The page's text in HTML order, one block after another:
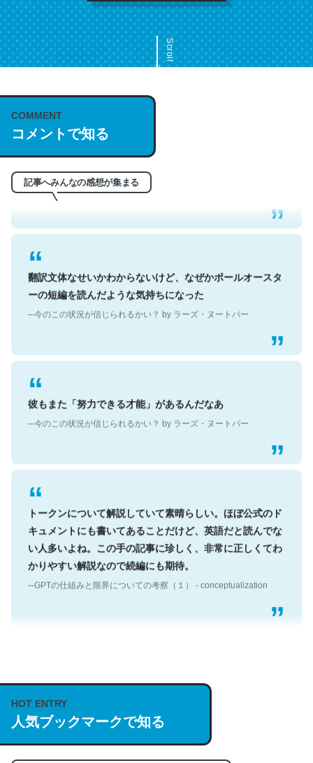
Scroll
COMMENT
コメントで知る
記事へみんなの感想が集まる
これは名文。彼はとてもクレバーなんだろうなと凄く思
う。英語少しでも読める人は原文もお勧め。自分はこの流
─今のこの状況が信じられるかい？ by ラーズ・ヌートバー
翻訳文体なせいかわからないけど、なぜかポールオースタ
ーの短編を読んだような気持ちになった
─今のこの状況が信じられるかい？ by ラーズ・ヌートバー
彼もまた「努力できる才能」があるんだなあ
─今のこの状況が信じられるかい？ by ラーズ・ヌートバー
トークンについて解説していて素晴らしい。ほぼ公式のド
キュメントにも書いてあることだけど、英語だと読んでな
い人多いよね。この手の記事に珍しく、非常に正しくてわ
かりやすい解説なので続編にも期待。
─GPTの仕組みと限界についての考察（１） - conceptualization
説してる記事が少ないので貴重な良記事。/続編来た
https://isobe324649.hatenablog.com/entry/2023/03/27
/064121
─GPTの仕組みと限界についての考察（１） - conceptualization
HOT ENTRY
人気ブックマークで知る